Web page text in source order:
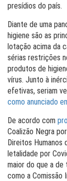
presídios do país.
Diante de uma
higiene são as
lotação acima da
sérias restrições
produtos de
vírus. Junto à
efetivas, seriam
como anunciado
De acordo com
Coalizão Negra
Direitos Humanos
letalidade por
maior do que a de
como a Comissão